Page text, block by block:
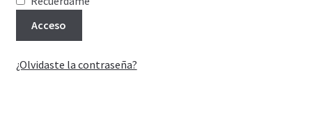
Finalizar compra
Finalizar compra
Acceso
¿Olvidaste la contraseña?